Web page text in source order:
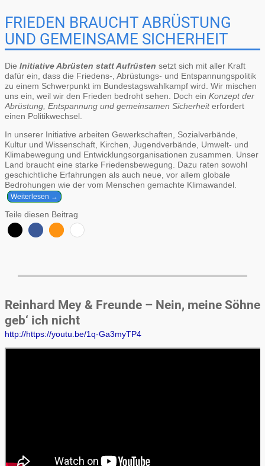
FRIEDEN BRAUCHT ABRÜSTUNG
UND GEMEINSAME SICHERHEIT
Die Initiative Abrüsten statt Aufrüsten setzt sich mit aller Kraft
dafür ein, dass die Friedens-, Abrüstungs- und Entspannungspolitik
zu einem Schwerpunkt im Bundestagswahlkampf wird. Wir mischen
uns ein, weil wir den Frieden bedroht sehen. Doch ein Konzept der
Abrüstung, Entspannung und gemeinsamen Sicherheiterfordert
einen Politikwechsel.
In unserer Initiative arbeiten Gewerkschaften, Sozialverbände,
Kultur und Wissenschaft, Kirchen, Jugendverbände, Umwelt- und
Klimabewegung und Entwicklungsorganisationen zusammen. Unser
Land braucht eine starke Friedensbewegung. Dazu raten sowohl
geschichtliche Erfahrungen als auch neue, vor allem globale
Bedrohungen wie der vom Menschen gemachte Klimawandel.
Weiterlesen →
Teile diesen Beitrag
Reinhard Mey & Freunde – Nein, meine Söhne
geb‘ ich nicht
http://https://youtu.be/1q-Ga3myTP4